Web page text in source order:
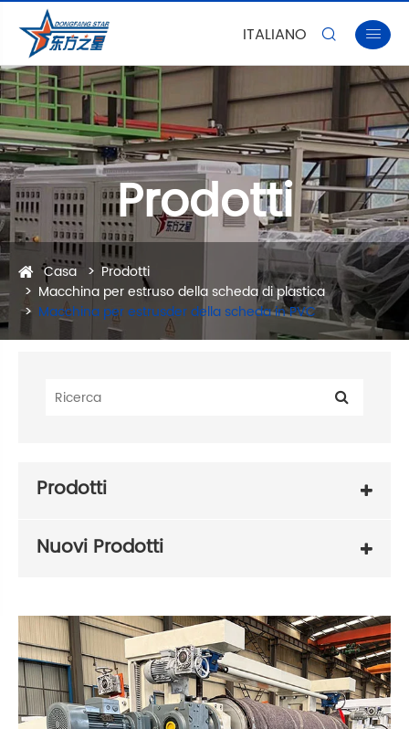
ITALIANO  
Prodotti
Casa
Prodotti
Macchina per estruso della scheda di plastica
Macchina per estrusder della scheda in PVC
Prodotti
Nuovi Prodotti